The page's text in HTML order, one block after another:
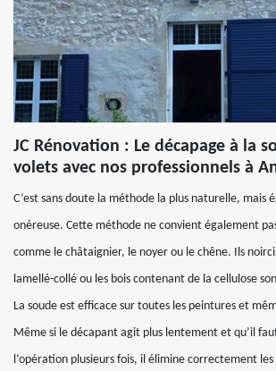
JC Rénovation : Le décapage à la
volets avec nos professionnels à
C’est sans doute la méthode la plus naturelle, mais
onéreuse. Cette méthode ne convient également
comme le châtaignier, le noyer ou le chêne. Ils
lamellé-collé ou les bois contenant de la cellulose
La soude est efficace sur toutes les peintures et
Même si le décapant agit plus lentement et qu’il
l’opération plusieurs fois, il élimine correctement